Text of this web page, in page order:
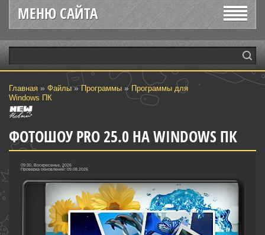
МЕНЮ САЙТА
Главная » Файлы»Программы » Программы для
Windows ПК
ФОТОШОУ PRO 25.0 НА WINDOWS ПК
09:30, Воскресенье, 2026
Проверка обновлений: 09.08.2026